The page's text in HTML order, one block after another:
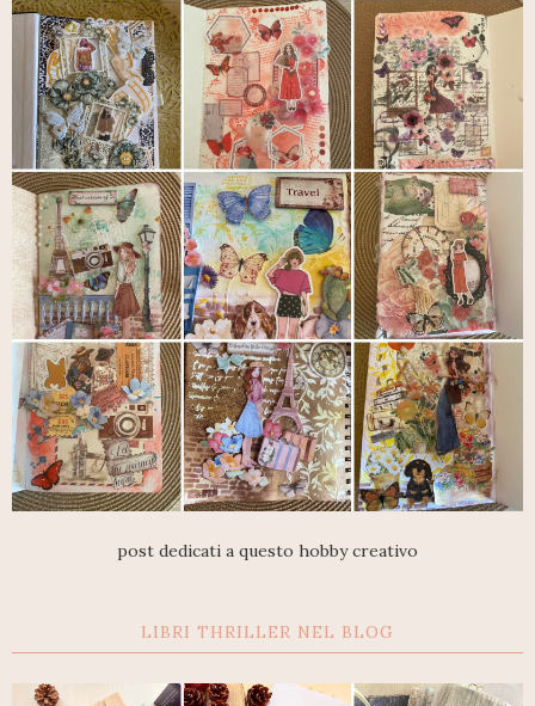
post dedicati a questo hobby creativo
LIBRI THRILLER NEL BLOG